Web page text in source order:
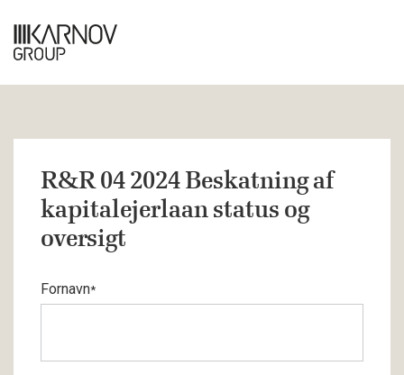
R&R 04 2024 Beskatning af
kapitalejerlaan status og
oversigt
Fornavn*